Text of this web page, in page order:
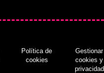
Política de
cookies
Gestionar
cookies y
privacidad